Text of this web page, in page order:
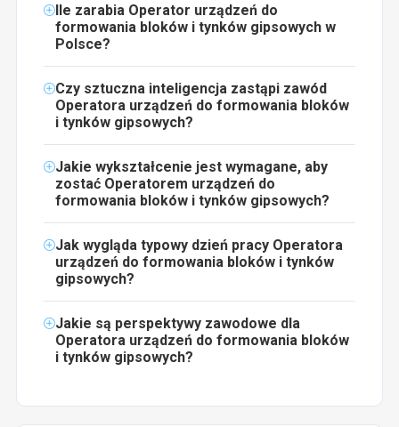
Ile zarabia Operator urządzeń do
formowania bloków i tynków gipsowych w
Polsce?
Czy sztuczna inteligencja zastąpi zawód
Operatora urządzeń do formowania bloków
i tynków gipsowych?
Jakie wykształcenie jest wymagane, aby
zostać Operatorem urządzeń do
formowania bloków i tynków gipsowych?
Jak wygląda typowy dzień pracy Operatora
urządzeń do formowania bloków i tynków
gipsowych?
Jakie są perspektywy zawodowe dla
Operatora urządzeń do formowania bloków
i tynków gipsowych?